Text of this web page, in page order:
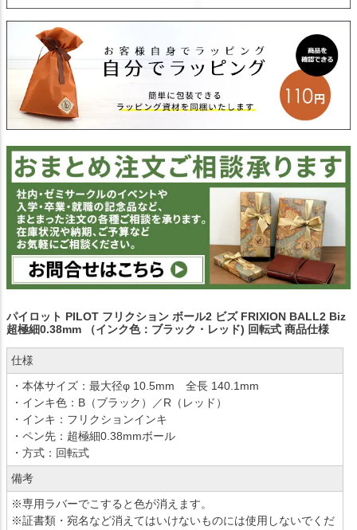
パイロット PILOT フリクション ボール2 ビズ FRIXION BALL2 Biz
超極細0.38mm （インク色：ブラック・レッド) 回転式 商品仕様
仕様
・本体サイズ：最大径φ 10.5mm 全長 140.1mm
・インキ色：B（ブラック）／R（レッド）
・インキ：フリクションインキ
・ペン先：超極細0.38mmボール
・方式：回転式
備考
※専用ラバーでこすると色が消えます。
※証書類・宛名など消えてはいけないものには使用しないでくだ